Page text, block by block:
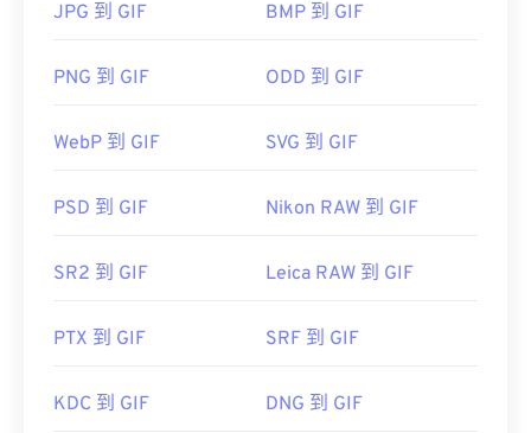
大多數網頁瀏覽器，如 Chrome 和 Firefox，都能直
擴充程序，但當你點擊線上 PDF 連結時，能夠自動
能，我強烈推薦
SumatraPDF或MuPDF
開發者：
ISO
實用連結：
幾乎所有網頁瀏覽器都支援 GIF，這使其比其他圖像
果行動裝置（包括 iPhone 和 iPad）上打開，這使得
器和作業系統上輕鬆開啟。
Photoshop
Photoshop Elements
href="https://www.roxio.com/en/products/creator/pro/
JPG 到 GIF BMP 到 GIF
PNG 到 GIF ODD 到 GIF
WebP 到 GIF SVG 到 GIF
PSD 到 GIF Nikon RAW 到 GIF
SR2 到 GIF Leica RAW 到 GIF
PTX 到 GIF SRF 到 GIF
KDC 到 GIF DNG 到 GIF